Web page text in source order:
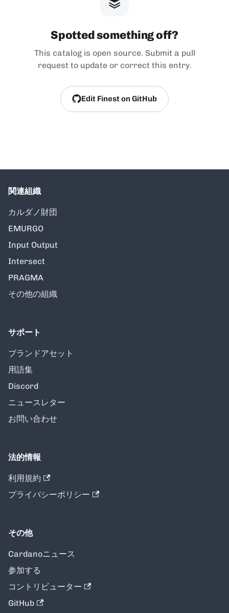
Spotted something off?
This catalog is open source. Submit a pull
request to update or correct this entry.
Edit Finest on GitHub
関連組織
カルダノ財団
EMURGO
Input Output
Intersect
PRAGMA
その他の組織
サポート
ブランドアセット
用語集
Discord
ニュースレター
お問い合わせ
法的情報
利用規約
プライバシーポリシー
その他
Cardanoニュース
参加する
コントリビューター
GitHub